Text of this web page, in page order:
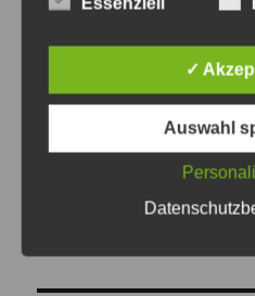
Beitrag:
Jackpot?
WEITER
Musik machen
Geräten –
✓
Auswahl